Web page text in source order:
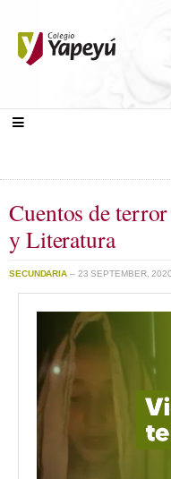
Cuentos de
y Literatura
SECUNDARIA – 23 SEPTEMBER, 2020